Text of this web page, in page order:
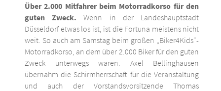
Über 2.000 Mitfahrer beim Motorradkorso für den
guten Zweck. Wenn in der Landeshauptstadt
Düsseldorf etwas los ist, ist die Fortuna meistens nicht
weit. So auch am Samstag beim großen „Biker4Kids“-
Motorradkorso, an dem über 2.000 Biker für den guten
Zweck unterwegs waren. Axel Bellinghausen
übernahm die Schirmherrschaft für die Veranstaltung
und auch der Vorstandsvorsitzende Thomas